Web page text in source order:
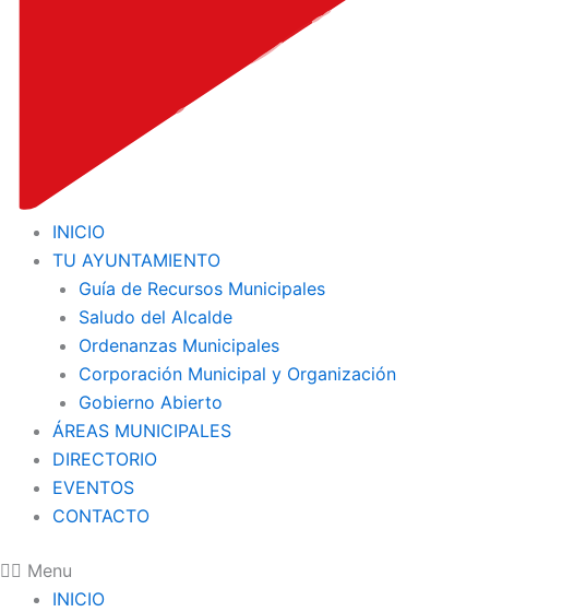
INICIO
TU AYUNTAMIENTO
Guía de Recursos Municipales
Saludo del Alcalde
Ordenanzas Municipales
Corporación Municipal y Organización
Gobierno Abierto
ÁREAS MUNICIPALES
DIRECTORIO
EVENTOS
CONTACTO
Menu
INICIO